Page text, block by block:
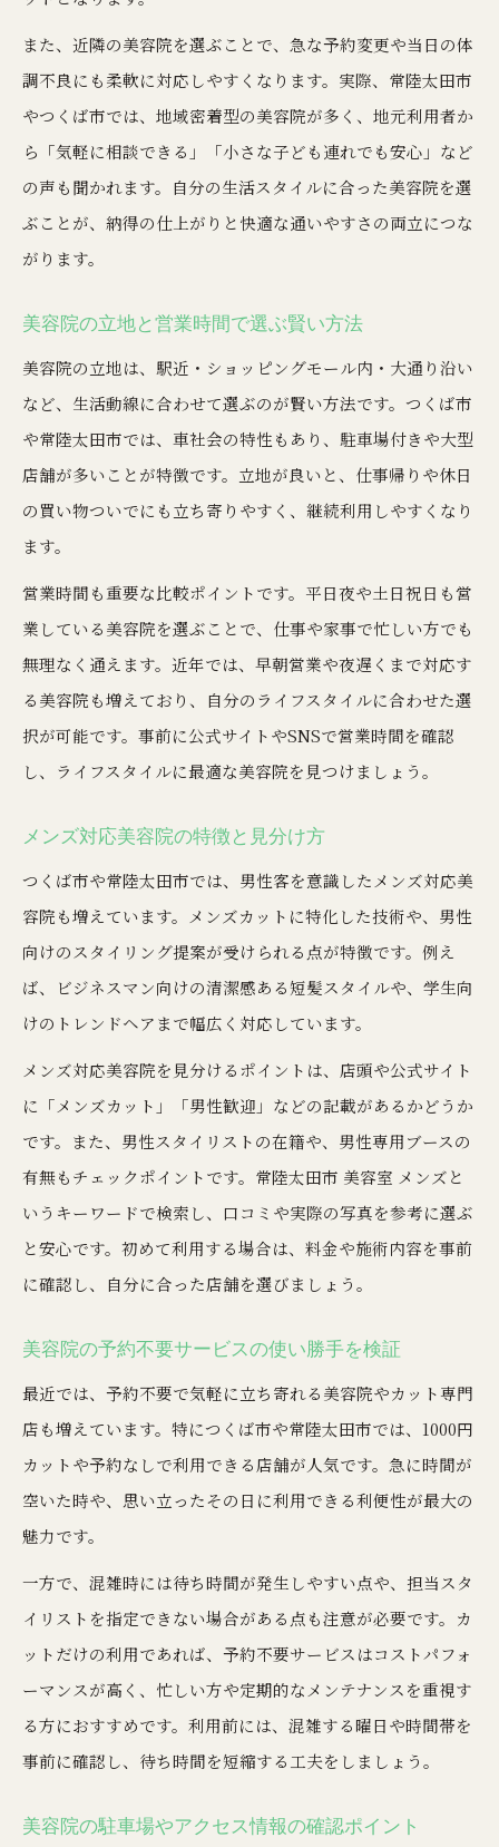
また、近隣の美容院を選ぶことで、急な予約変更や当日の体
調不良にも柔軟に対応しやすくなります。実際、常陸太田市
やつくば市では、地域密着型の美容院が多く、地元利用者か
ら「気軽に相談できる」「小さな子ども連れでも安心」など
の声も聞かれます。自分の生活スタイルに合った美容院を選
ぶことが、納得の仕上がりと快適な通いやすさの両立につな
がります。
美容院の立地と営業時間で選ぶ賢い方法
美容院の立地は、駅近・ショッピングモール内・大通り沿い
など、生活動線に合わせて選ぶのが賢い方法です。つくば市
や常陸太田市では、車社会の特性もあり、駐車場付きや大型
店舗が多いことが特徴です。立地が良いと、仕事帰りや休日
の買い物ついでにも立ち寄りやすく、継続利用しやすくなり
ます。
営業時間も重要な比較ポイントです。平日夜や土日祝日も営
業している美容院を選ぶことで、仕事や家事で忙しい方でも
無理なく通えます。近年では、早朝営業や夜遅くまで対応す
る美容院も増えており、自分のライフスタイルに合わせた選
択が可能です。事前に公式サイトやSNSで営業時間を確認
し、ライフスタイルに最適な美容院を見つけましょう。
メンズ対応美容院の特徴と見分け方
つくば市や常陸太田市では、男性客を意識したメンズ対応美
容院も増えています。メンズカットに特化した技術や、男性
向けのスタイリング提案が受けられる点が特徴です。例え
ば、ビジネスマン向けの清潔感ある短髪スタイルや、学生向
けのトレンドヘアまで幅広く対応しています。
メンズ対応美容院を見分けるポイントは、店頭や公式サイト
に「メンズカット」「男性歓迎」などの記載があるかどうか
です。また、男性スタイリストの在籍や、男性専用ブースの
有無もチェックポイントです。常陸太田市 美容室 メンズと
いうキーワードで検索し、口コミや実際の写真を参考に選ぶ
と安心です。初めて利用する場合は、料金や施術内容を事前
に確認し、自分に合った店舗を選びましょう。
美容院の予約不要サービスの使い勝手を検証
最近では、予約不要で気軽に立ち寄れる美容院やカット専門
店も増えています。特につくば市や常陸太田市では、1000円
カットや予約なしで利用できる店舗が人気です。急に時間が
空いた時や、思い立ったその日に利用できる利便性が最大の
魅力です。
一方で、混雑時には待ち時間が発生しやすい点や、担当スタ
イリストを指定できない場合がある点も注意が必要です。カ
ットだけの利用であれば、予約不要サービスはコストパフォ
ーマンスが高く、忙しい方や定期的なメンテナンスを重視す
る方におすすめです。利用前には、混雑する曜日や時間帯を
事前に確認し、待ち時間を短縮する工夫をしましょう。
美容院の駐車場やアクセス情報の確認ポイント